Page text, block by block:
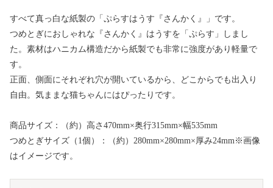
すべて真っ白な紙製の「ぷらすはうす『さんかく』」です。
つめとぎにおしゃれな『さんかく』はうすを「ぷらす」しまし
た。素材はハニカム構造だから紙製でも非常に強度があり軽量で
す。
正面、側面にそれぞれ穴が開いているから、どこからでも出入り
自由。気ままな猫ちゃんにはぴったりです。
商品サイズ：（約）高さ470mm×奥行315mm×幅535mm
つめとぎサイズ（1個）：（約）280mm×280mm×厚み24mm※画像
はイメージです。